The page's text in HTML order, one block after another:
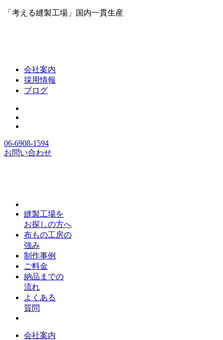
「考える縫製工場」国内一貫生産
会社案内
採用情報
ブログ
06-6908-1594
お問い合わせ
縫製工場を
お探しの方へ
布もの工房の
強み
制作事例
ご料金
納品までの
流れ
よくある
質問
会社案内